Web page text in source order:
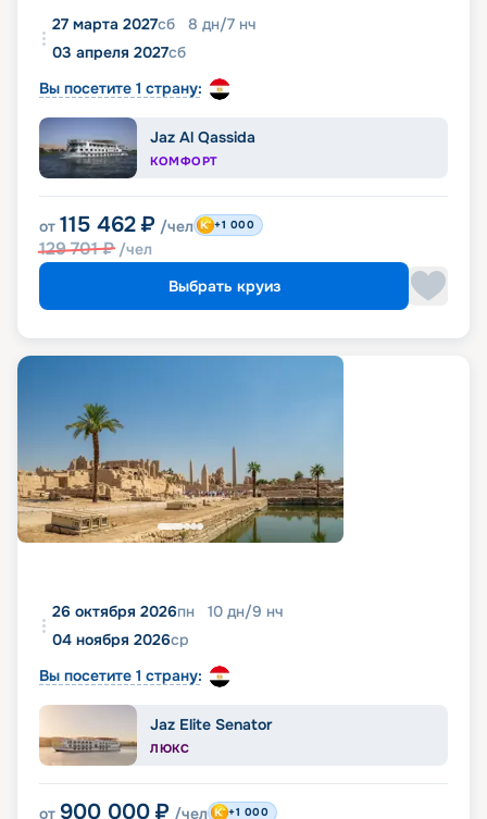
27 марта 2027сб 8 дн/7 нч
03 апреля 2027сб
Вы посетите 1 страну:
Jaz Al Qassida
КОМФОРТ
от 115 462 ₽ /чел
129 701₽ /чел
+1 000
Выбрать круиз
26 октября 2026пн 10 дн/9 нч
04 ноября 2026ср
Вы посетите 1 страну:
Jaz Elite Senator
ЛЮКС
от 900 000 ₽ /чел +1 000